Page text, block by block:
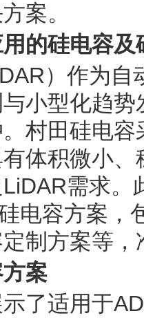
案。
的硅电容及
）作为自
小型化趋
村田硅电
体积微小
需求
电容方案，
制方案等
案
了适用于